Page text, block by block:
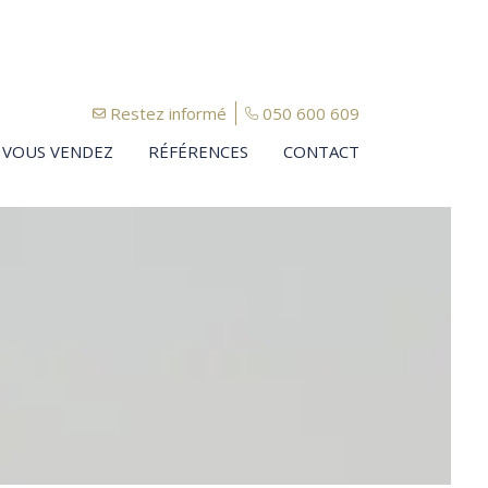
Restez informé
050 600 609
VOUS VENDEZ
RÉFÉRENCES CONTACT